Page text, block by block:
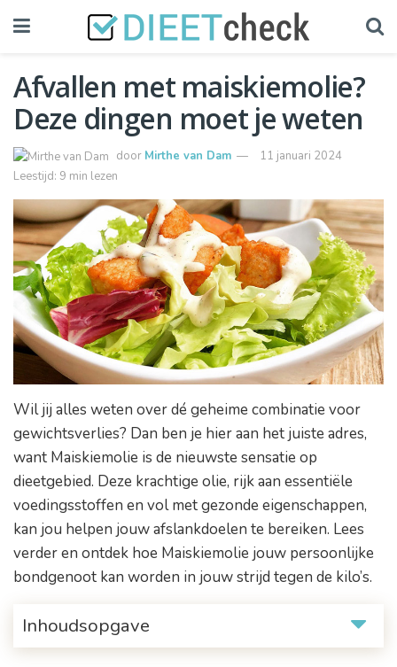
Afvallen met maiskiemolie?
Deze dingen moet je weten
door Mirthe van Dam
11 januari 2024
Leestijd: 9 min lezen
Wil jij alles weten over dé geheime combinatie voor
gewichtsverlies? Dan ben je hier aan het juiste adres,
want Maiskiemolie is de nieuwste sensatie op
dieetgebied. Deze krachtige olie, rijk aan essentiële
voedingsstoffen en vol met gezonde eigenschappen,
kan jou helpen jouw afslankdoelen te bereiken. Lees
verder en ontdek hoe Maiskiemolie jouw persoonlijke
bondgenoot kan worden in jouw strijd tegen de kilo’s.
Inhoudsopgave